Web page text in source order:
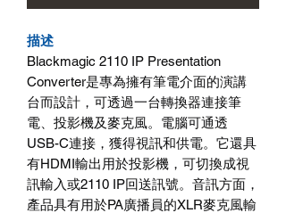
描述
Blackmagic 2110 IP Presentation
Converter是專為擁有筆電介面的演講
台而設計，可透過一台轉換器連接筆
電、投影機及麥克風。電腦可通透
USB-C連接，獲得視訊和供電。它還具
有HDMI輸出用於投影機，可切換成視
訊輸入或2110 IP回送訊號。音訊方面，
產品具有用於PA廣播員的XLR麥克風輸